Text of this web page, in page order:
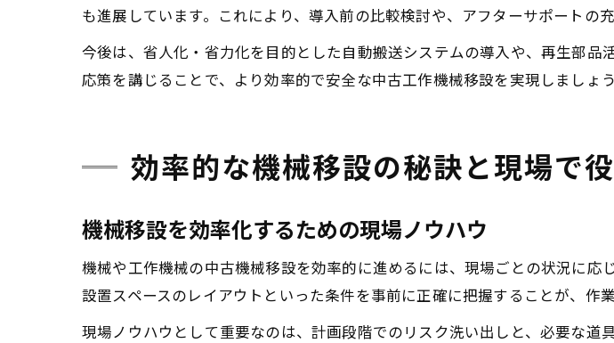
も進展しています。これにより、導入前の比較検討や、アフターサポートの
今後は、省人化・省力化を目的とした自動搬送システムの導入や、再生部
応策を講じることで、より効率的で安全な中古工作機械移設を実現しましょう
効率的な機械移設の秘訣と現場で
機械移設を効率化するための現場ノウハウ
機械や工作機械の中古機械移設を効率的に進めるには、現場ごとの状況に応
設置スペースのレイアウトといった条件を事前に正確に把握することが、作
現場ノウハウとして重要なのは、計画段階でのリスク洗い出しと、必要な